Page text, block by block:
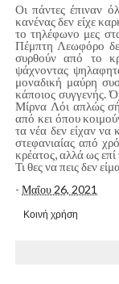
Οι πάντες έπιναν
κανένας δεν είχε
το τηλέφωνο μες
Πέμπτη Λεωφόρο
συρθούν από το
ψάχνοντας
μοναδική μαύρη
κάποιος συγγενής.
Μίρνα Λόι απλώς
από κει όπου
τα νέα δεν είχαν
στεφανιαίας από
κρέατος, αλλά ως
Τι θες να πεις δεν
- Μαΐου 26, 2021
Κοινή χρήση